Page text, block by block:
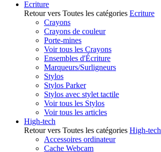
Ecriture
Retour vers Toutes les catégories Ecriture
Crayons
Crayons de couleur
Porte-mines
Voir tous les Crayons
Ensembles d'Écriture
Marqueurs/Surligneurs
Stylos
Stylos Parker
Stylos avec stylet tactile
Voir tous les Stylos
Voir tous les articles
High-tech
Retour vers Toutes les catégories High-tech
Accessoires ordinateur
Cache Webcam